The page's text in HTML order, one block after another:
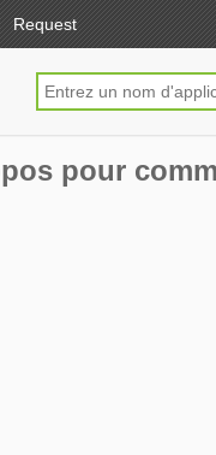
Request
pour